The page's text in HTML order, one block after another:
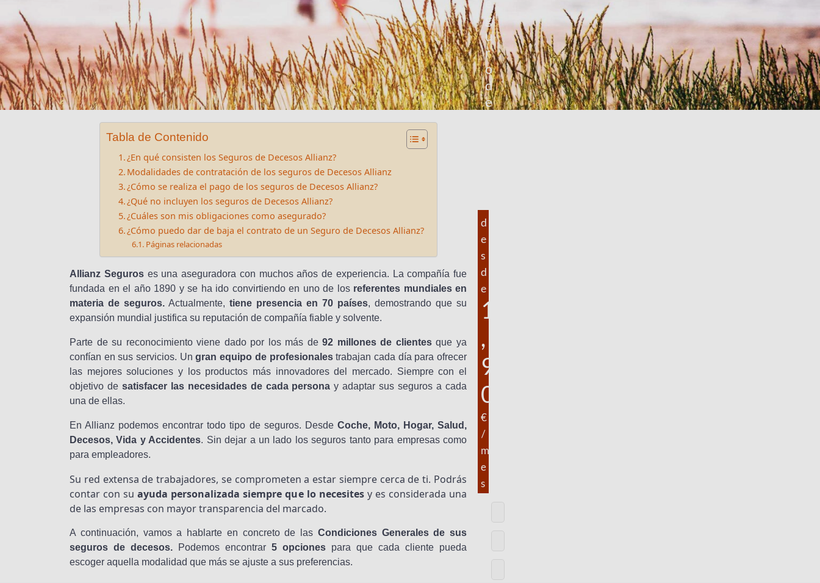
g
u
r
o
d
e
s
d
e
s
d
e
1
,
9
0
€
/
m
e
s
Tabla de Contenido
¿En qué consisten los Seguros de Decesos Allianz?
Modalidades de contratación de los seguros de Decesos Allianz
¿Cómo se realiza el pago de los seguros de Decesos Allianz?
¿Qué no incluyen los seguros de Decesos Allianz?
¿Cuáles son mis obligaciones como asegurado?
¿Cómo puedo dar de baja el contrato de un Seguro de Decesos Allianz?
Páginas relacionadas
Allianz Seguroses una aseguradora con muchos años de experiencia. La compañía fue
fundada en el año 1890 y se ha ido convirtiendo en uno de los referentes mundiales en
materia de seguros. Actualmente, tiene presencia en 70 países, demostrando que su
expansión mundial justifica su reputación de compañía fiable y solvente.
Parte de su reconocimiento viene dado por los más de92 millones de clientesque ya
confían en sus servicios. Ungran equipo de profesionalestrabajan cada día para ofrecer
las mejores soluciones y los productos más innovadores del mercado. Siempre con el
objetivo de satisfacer las necesidades de cada persona y adaptar sus seguros a cada
una de ellas.
En Allianz podemos encontrar todo tipo de seguros. Desde Coche, Moto, Hogar, Salud,
Decesos, Vida y Accidentes. Sin dejar a un lado los seguros tanto para empresas como
para empleadores.
Su red extensa de trabajadores, se comprometen a estar siempre cerca de ti. Podrás
contar con suayuda personalizada siempre que lo necesites y es considerada una
de las empresas con mayor transparencia del marcado.
A continuación, vamos a hablarte en concreto de las Condiciones Generales de sus
seguros de decesos. Podemos encontrar 5 opciones para que cada cliente pueda
escoger aquella modalidad que más se ajuste a sus preferencias.